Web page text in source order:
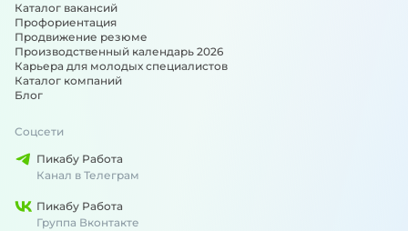
Каталог вакансий
Профориентация
Продвижение резюме
Производственный календарь 2026
Карьера для молодых специалистов
Каталог компаний
Блог
Соцсети
Пикабу Работа
Канал в Телеграм
Пикабу Работа
Группа Вконтакте